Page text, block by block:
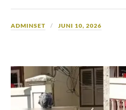
ADMINSET JUNI 10, 2026